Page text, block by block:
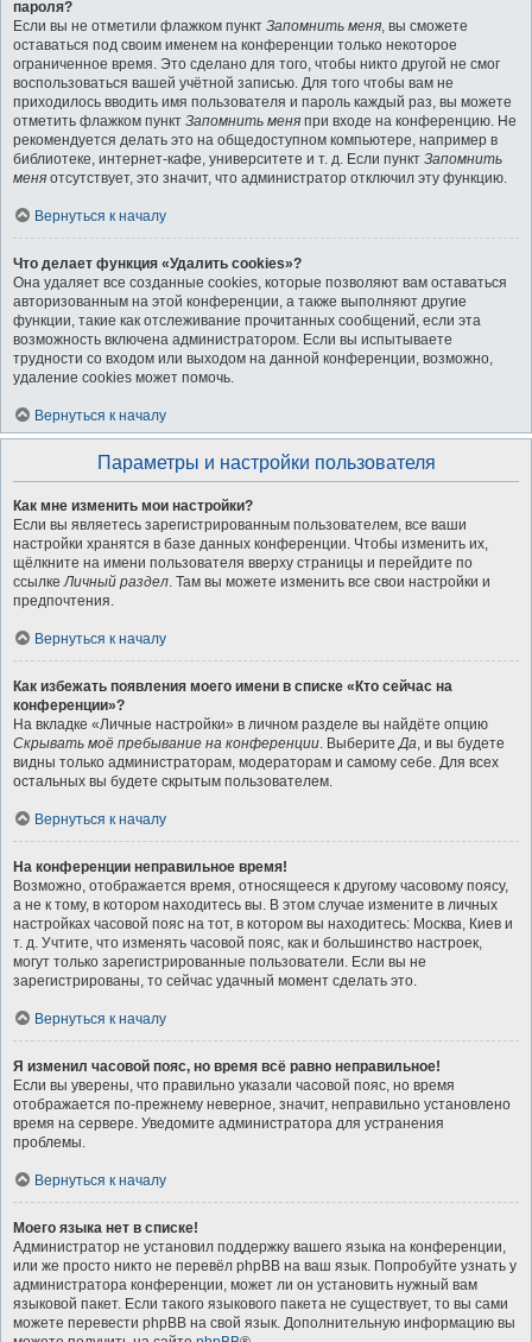
пароля?
Если вы не отметили флажком пункт Запомнить меня, вы сможете
оставаться под своим именем на конференции только некоторое
ограниченное время. Это сделано для того, чтобы никто другой не смог
воспользоваться вашей учётной записью. Для того чтобы вам не
приходилось вводить имя пользователя и пароль каждый раз, вы можете
отметить флажком пункт Запомнить меня при входе на конференцию. Не
рекомендуется делать это на общедоступном компьютере, например в
библиотеке, интернет-кафе, университете и т. д. Если пункт Запомнить
меня отсутствует, это значит, что администратор отключил эту функцию.
Вернуться к началу
Что делает функция «Удалить cookies»?
Она удаляет все созданные cookies, которые позволяют вам оставаться
авторизованным на этой конференции, а также выполняют другие
функции, такие как отслеживание прочитанных сообщений, если эта
возможность включена администратором. Если вы испытываете
трудности со входом или выходом на данной конференции, возможно,
удаление cookies может помочь.
Вернуться к началу
Параметры и настройки пользователя
Как мне изменить мои настройки?
Если вы являетесь зарегистрированным пользователем, все ваши
настройки хранятся в базе данных конференции. Чтобы изменить их,
щёлкните на имени пользователя вверху страницы и перейдите по
ссылкеЛичный раздел. Там вы можете изменить все свои настройки и
предпочтения.
Вернуться к началу
Как избежать появления моего имени в списке «Кто сейчас на
конференции»?
На вкладке «Личные настройки» в личном разделе вы найдёте опцию
Скрывать моё пребывание на конференции. ВыберитеДа, и вы будете
видны только администраторам, модераторам и самому себе. Для всех
остальных вы будете скрытым пользователем.
Вернуться к началу
На конференции неправильное время!
Возможно, отображается время, относящееся к другому часовому поясу,
а не к тому, в котором находитесь вы. В этом случае измените в личных
настройках часовой пояс на тот, в котором вы находитесь: Москва, Киев и
т. д. Учтите, что изменять часовой пояс, как и большинство настроек,
могут только зарегистрированные пользователи. Если вы не
зарегистрированы, то сейчас удачный момент сделать это.
Вернуться к началу
Я изменил часовой пояс, но время всё равно неправильное!
Если вы уверены, что правильно указали часовой пояс, но время
отображается по-прежнему неверное, значит, неправильно установлено
время на сервере. Уведомите администратора для устранения
проблемы.
Вернуться к началу
Моего языка нет в списке!
Администратор не установил поддержку вашего языка на конференции,
или же просто никто не перевёл phpBB на ваш язык. Попробуйте узнать у
администратора конференции, может ли он установить нужный вам
языковой пакет. Если такого языкового пакета не существует, то вы сами
можете перевести phpBB на свой язык. Дополнительную информацию вы